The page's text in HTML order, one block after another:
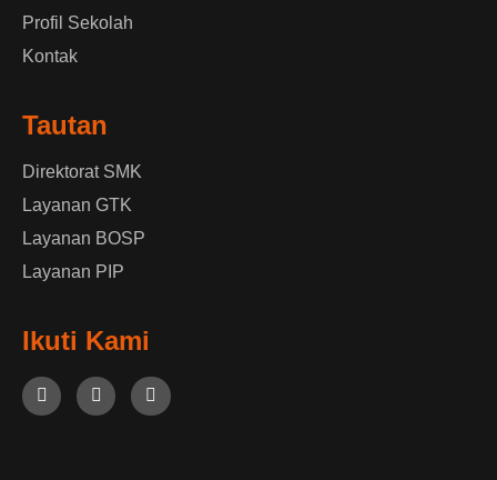
Profil Sekolah
Kontak
Tautan
Direktorat SMK
Layanan GTK
Layanan BOSP
Layanan PIP
Ikuti Kami